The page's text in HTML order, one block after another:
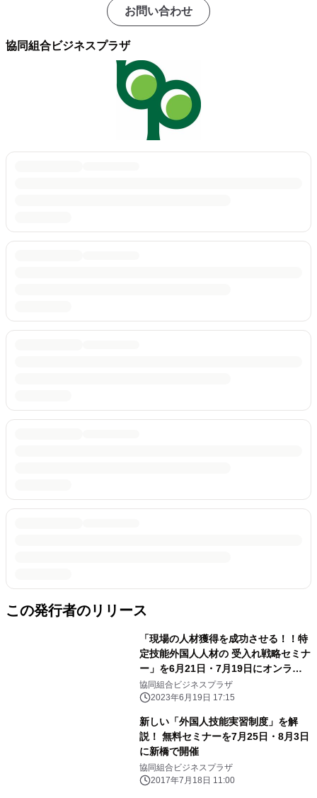
お問い合わせ
協同組合ビジネスプラザ
この発行者のリリース
「現場の人材獲得を成功させる！！特
定技能外国人人材の 受入れ戦略セミナ
ー」を6月21日・7月19日にオンライ
ンで開催
協同組合ビジネスプラザ
2023年6月19日 17:15
新しい「外国人技能実習制度」を解
説！ 無料セミナーを7月25日・8月3日
に新橋で開催
協同組合ビジネスプラザ
2017年7月18日 11:00